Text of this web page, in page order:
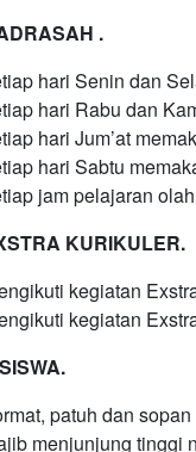
.
hari Senin dan
hari Rabu dan
hari Jum’at
hari Sabtu
jam pelajaran
KURIKULER.
kegiatan
kegiatan
patuh dan
menjunjung tinggi